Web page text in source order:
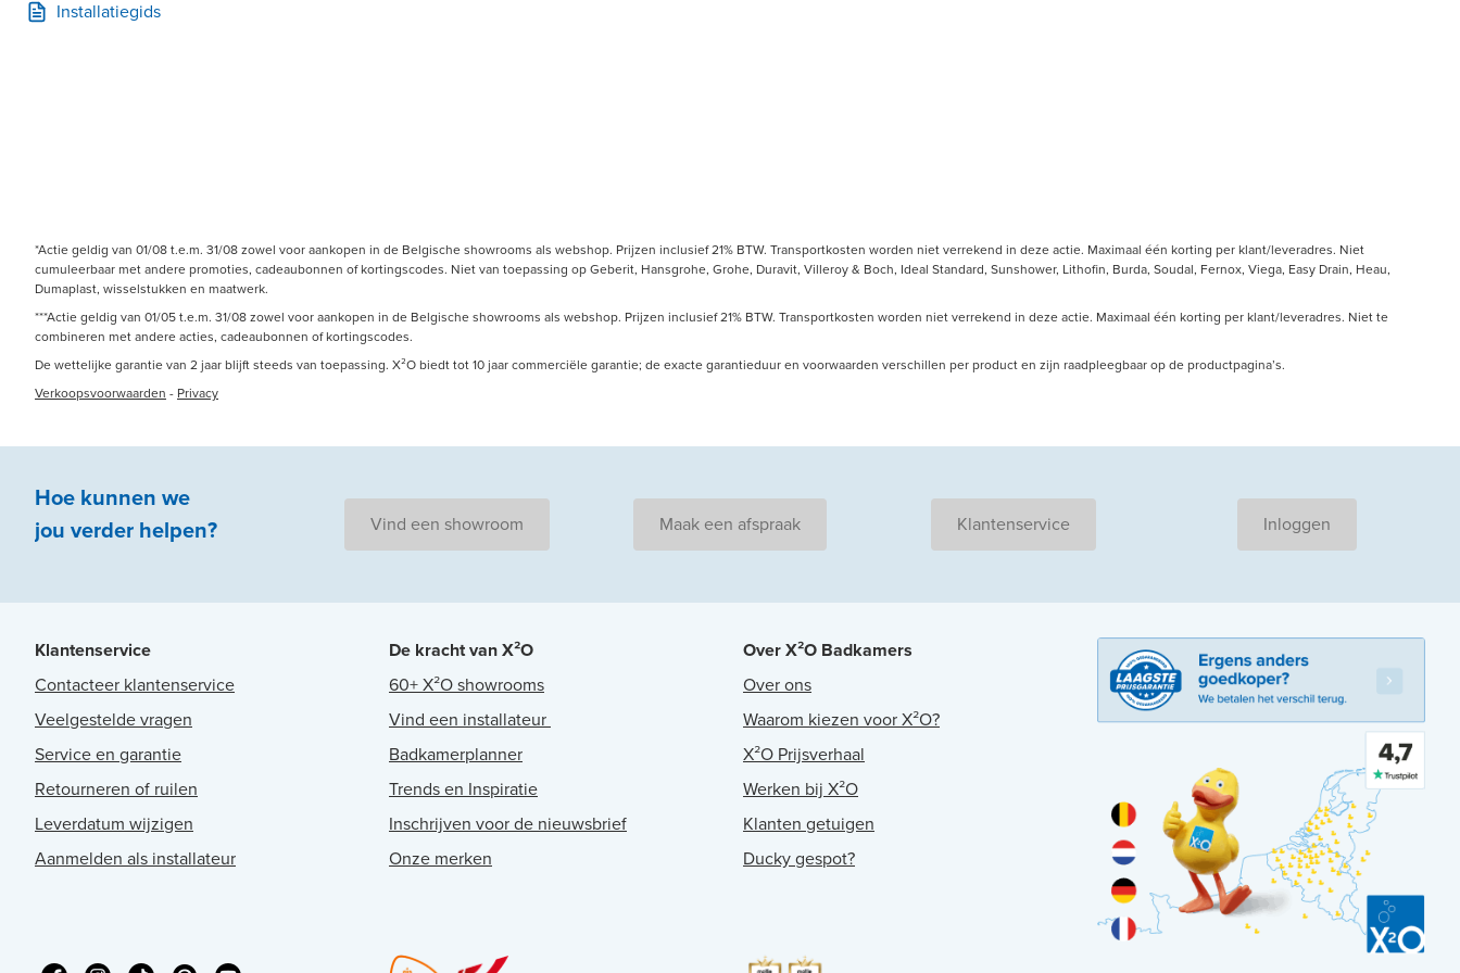
Installatiegids
*Actie geldig van 01/08 t.e.m. 31/08 zowel voor aankopen in de Belgische showrooms als webshop. Prijzen inclusief 21% BTW. Transportkosten worden niet verrekend in deze actie. Maximaal één korting per klant/leveradres. Niet
cumuleerbaar met andere promoties, cadeaubonnen of kortingscodes. Niet van toepassing op Geberit, Hansgrohe, Grohe, Duravit, Villeroy & Boch, Ideal Standard, Sunshower, Lithofin, Burda, Soudal, Fernox, Viega, Easy Drain, Heau,
Dumaplast, wisselstukken en maatwerk.
***Actie geldig van 01/05 t.e.m. 31/08 zowel voor aankopen in de Belgische showrooms als webshop. Prijzen inclusief 21% BTW. Transportkosten worden niet verrekend in deze actie. Maximaal één korting per klant/leveradres. Niet te
combineren met andere acties, cadeaubonnen of kortingscodes.
De wettelijke garantie van 2 jaar blijft steeds van toepassing. X²O biedt tot 10 jaar commerciële garantie; de exacte garantieduur en voorwaarden verschillen per product en zijn raadpleegbaar op de productpagina’s.
Verkoopsvoorwaarden - Privacy
Hoe kunnen we
jou verder helpen? Vind een showroom Maak een afspraak Klantenservice Inloggen
Klantenservice
Contacteer klantenservice
Veelgestelde vragen
Service en garantie
Retourneren of ruilen
Leverdatum wijzigen
Aanmelden als installateur
De kracht van X²O
60+ X²O showrooms
Vind een installateur
Badkamerplanner
Trends en Inspiratie
Inschrijven voor de nieuwsbrief
Onze merken
Over X²O Badkamers
Over ons
Waarom kiezen voor X²O?
X²O Prijsverhaal
Werken bij X²O
Klanten getuigen
Ducky gespot?